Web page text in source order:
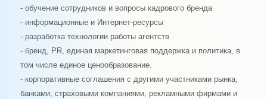
- обучение сотрудников и вопросы кадрового бренда
- информационные и Интернет-ресурсы
- разработка технологии работы агентств
- бренд, PR, единая маркетинговая поддержка и политика, в
том числе единое ценообразование.
- корпоративные соглашения с другими участниками рынка,
банками, страховыми компаниями, рекламными фирмами и